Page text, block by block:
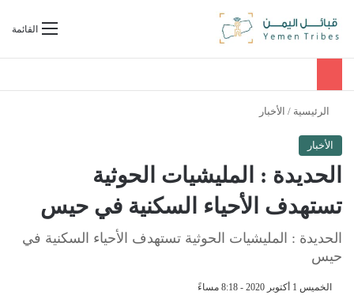
القائمةبحث عن
الرئيسية / الأخبار
الأخبار
الحديدة : المليشيات الحوثية
تستهدف الأحياء السكنية في حيس
الحديدة : المليشيات الحوثية تستهدف الأحياء السكنية في
حيس
الخميس 1 أكتوبر 2020 - 8:18 مساءً